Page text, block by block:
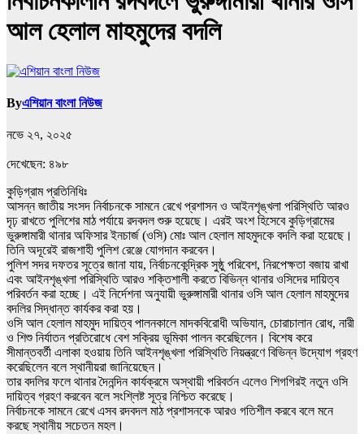
আল হেলাল মাহমুদের বদলি
Byএশিয়ান বাংলা নিউজ
নভে ২৭, ২০২৫
দেখেছেন: ৪৯৮
কুড়িগ্রাম প্রতিনিধিঃ
আসন্ন জাতীয় সংসদ নির্বাচনকে সামনে রেখে প্রশাসন ও আইনশৃঙ্খলা পরিস্থিতি আরও
দৃঢ় রাখতে পুলিশের মাঠ পর্যায়ে রদবদল শুরু হয়েছে। এরই অংশ হিসেবে কুড়িগ্রামের
ভুরুঙ্গামারী থানার অফিসার ইনচার্জ (ওসি) মোঃ আল হেলাল মাহমুদকে বদলি করা হয়েছে।
তিনি অদূরেই রাজশাহী পুলিশ রেঞ্জে যোগদান করবেন।
পুলিশ সদর দফতর সূত্রে জানা যায়, নির্বাচনকেন্দ্রিক সুষ্ঠু পরিবেশ, নিরপেক্ষতা বজায় রাখা
এবং আইনশৃঙ্খলা পরিস্থিতি আরও শক্তিশালী করতে বিভিন্ন থানার ওসিদের দায়িত্ব
পরিবর্তন করা হচ্ছে। এই নির্দেশনা অনুযায়ী ভুরুঙ্গামারী থানার ওসি আল হেলাল মাহমুদের
বদলির সিদ্ধান্ত কার্যকর করা হয়।
ওসি আল হেলাল মাহমুদ দায়িত্ব পালনকালে মাদকবিরোধী অভিযান, চোরাচালান রোধ, নারী
ও শিশু নির্যাতন প্রতিরোধে বেশ সক্রিয় ভূমিকা পালন করেছিলেন। বিশেষ করে
সীমান্তবর্তী এলাকা হওয়ায় তিনি আইনশৃঙ্খলা পরিস্থিতি নিয়ন্ত্রণে বিভিন্ন উদ্যোগ গ্রহণ
করেছিলেন বলে স্থানীয়রা জানিয়েছেন।
তার বদলির ফলে থানার দৈনন্দিন কার্যক্রমে অস্থায়ী পরিবর্তন এলেও শিগগিরই নতুন ওসি
দায়িত্ব গ্রহণ করবেন বলে সংশ্লিষ্ট সূত্র নিশ্চিত করেছে।
নির্বাচনকে সামনে রেখে এসব রদবদল মাঠ প্রশাসনকে আরও গতিশীল করবে বলে মনে
করছে স্থানীয় সচেতন মহল।